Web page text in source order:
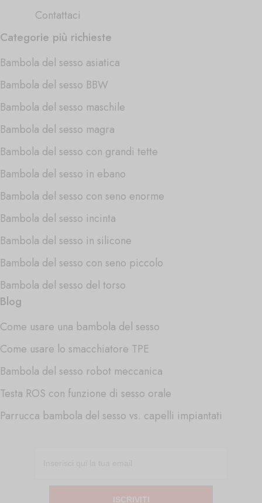
Contattaci
Categorie più richieste
Bambola del sesso asiatica
Bambola del sesso BBW
Bambola del sesso maschile
Bambola del sesso magra
Bambola del sesso con grandi tette
Bambola del sesso in ebano
Bambola del sesso con seno enorme
Bambola del sesso incinta
Bambola del sesso in silicone
Bambola del sesso con seno piccolo
Bambola del sesso del torso
Blog
Come usare una bambola del sesso
Come usare lo smacchiatore TPE
Bambola del sesso robot meccanica
Testa ROS con funzione di sesso orale
Parrucca bambola del sesso vs. capelli impiantati
ISCRIVITI